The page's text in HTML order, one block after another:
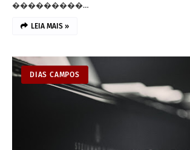
���������…
LEIA MAIS »
DIAS CAMPOS